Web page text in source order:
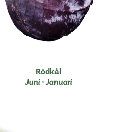
Rödkål
Juni - Januari